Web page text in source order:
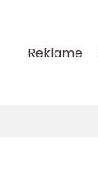
Reklame